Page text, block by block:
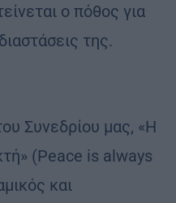
ο πόθος για
της.
Συνεδρίου μας, «Η
(Peace is always
και